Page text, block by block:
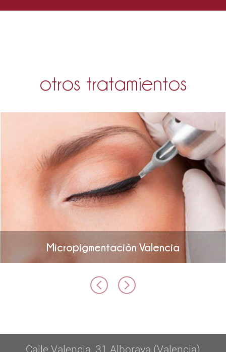
otros tratamientos
Micropigmentación Valencia
Calle Valencia, 31 Alboraya (Valencia)